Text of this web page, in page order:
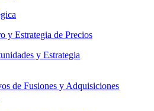
y Estrategia de Precios
y Estrategia
de Fusiones y Adquisiciones